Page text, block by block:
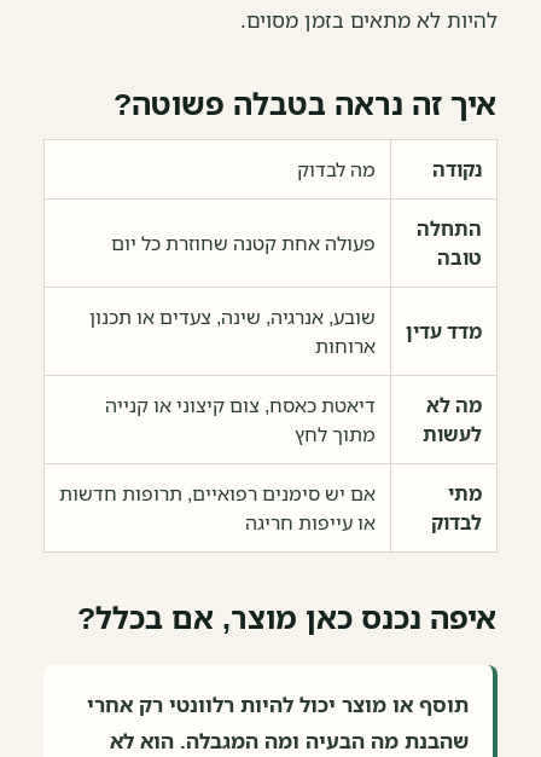
להיות לא מתאים בזמן מסוים.
איך זה נראה בטבלה פשוטה?
נקודה מה לבדוק
התחלה
טובה
פעולה אחת קטנה שחוזרת כל יום
מדד עדין
שובע, אנרגיה, שינה, צעדים או תכנון
ארוחות
מה לא
לעשות
דיאטת כאסח, צום קיצוני או קנייה
מתוך לחץ
מתי
לבדוק
אם יש סימנים רפואיים, תרופות חדשות
או עייפות חריגה
איפה נכנס כאן מוצר, אם בכלל?
תוסף או מוצר יכול להיות רלוונטי רק אחרי
שהבנת מה הבעיה ומה המגבלה. הוא לא